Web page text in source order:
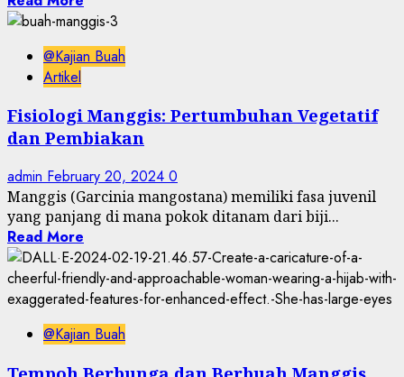
@Kajian Buah
Artikel
Fisiologi Manggis: Pertumbuhan Vegetatif
dan Pembiakan
admin February 20, 2024 0
Manggis (Garcinia mangostana) memiliki fasa juvenil
yang panjang di mana pokok ditanam dari biji...
Read More
@Kajian Buah